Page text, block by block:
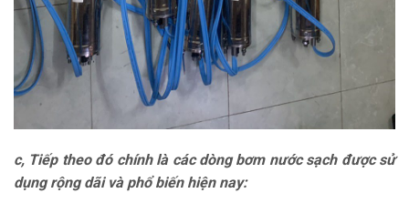
c, Tiếp theo đó chính là các dòng bơm nước sạch được sử
dụng rộng dãi và phổ biến hiện nay: